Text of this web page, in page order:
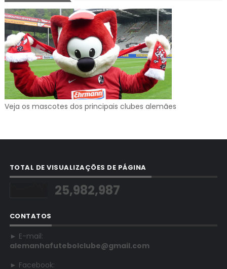
Veja os mascotes dos principais clubes alemães
TOTAL DE VISUALIZAÇÕES DE PÁGINA
25,982,987
CONTATOS
► E-mail:
alemanhafutebolclube@gmail.com
► Facebook: